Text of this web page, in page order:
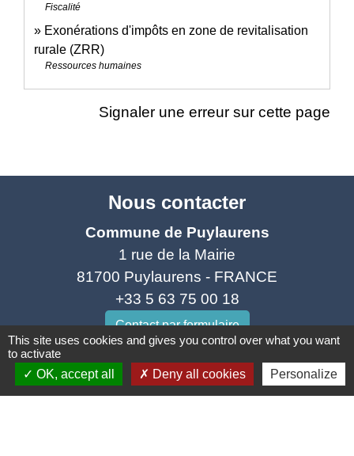
Fiscalité
Exonérations d'impôts en zone de revitalisation
rurale (ZRR)
Ressources humaines
Signaler une erreur sur cette page
Nous contacter
Commune de Puylaurens
1 rue de la Mairie
81700 Puylaurens - FRANCE
+33 5 63 75 00 18
Contact par formulaire
This site uses cookies and gives you control over what you want
to activate
OK, accept all
Deny all cookies Personalize